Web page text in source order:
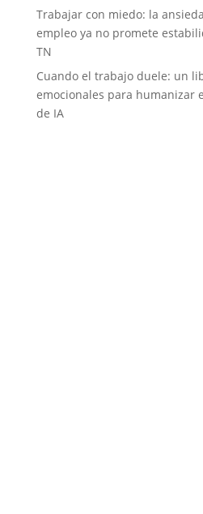
Trabajar con miedo: la
empleo ya no promete
TN
Cuando el trabajo duele: un
emocionales para humanizar
de IA